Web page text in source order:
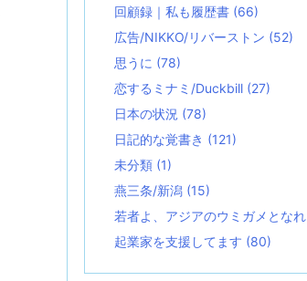
回顧録｜私も履歴書 (66)
広告/NIKKO/リバーストン (52)
思うに (78)
恋するミナミ/Duckbill (27)
日本の状況 (78)
日記的な覚書き (121)
未分類 (1)
燕三条/新潟 (15)
若者よ、アジアのウミガメとなれ
起業家を支援してます (80)